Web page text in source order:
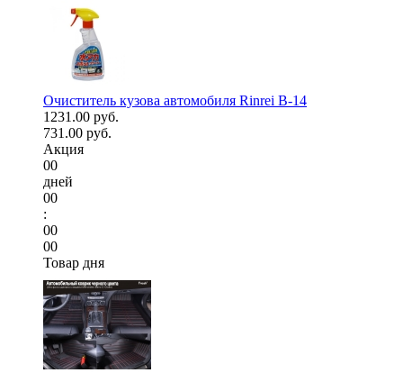
Очиститель кузова автомобиля Rinrei B-14
1231.00 руб.
731.00 руб.
Акция
00
дней
00
:
00
00
Товар дня